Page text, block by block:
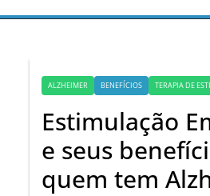
ALZHEIMER BENEFÍCIOS TERAPIA DE
Estimulação
e seus
quem tem